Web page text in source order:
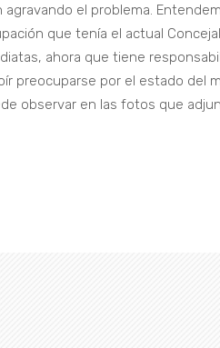
el problema.
que tenía el actual
ahora que tiene
preocuparse por el estado del
observar en las fotos que